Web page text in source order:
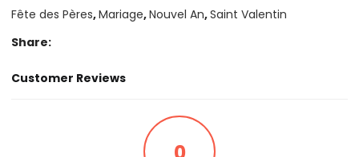
Fête des Pères,Mariage,Nouvel An,Saint Valentin
Share:
Customer Reviews